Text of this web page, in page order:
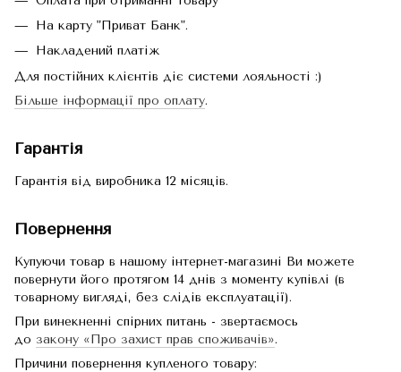
На карту "Приват Банк".
Накладений платіж
Для постійних клієнтів діє системи лояльності :)
Більше інформації про оплату.
Гарантія
Гарантія від виробника 12 місяців.
Повернення
Купуючи товар в нашому інтернет-магазині Ви можете
повернути його протягом 14 днів з моменту купівлі (в
товарному вигляді, без слідів експлуатації).
При винекненні спірних питань - звертаємось
до закону «Про захист прав споживачів».
Причини повернення купленого товару: